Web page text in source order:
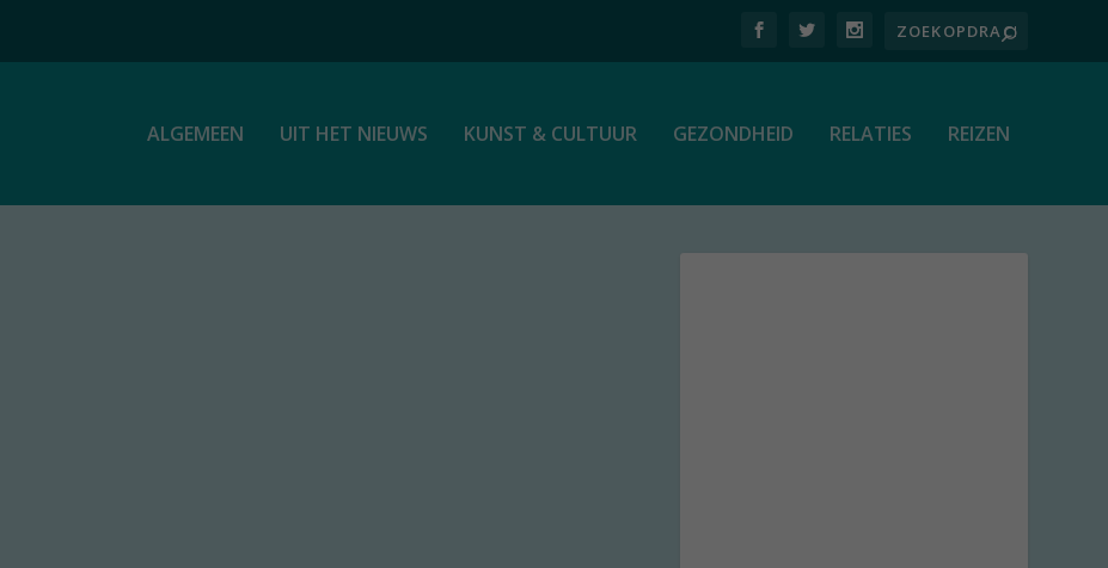
ALGEMEEN UIT HET NIEUWS KUNST & CULTUUR GEZONDHEID RELATIES REIZEN